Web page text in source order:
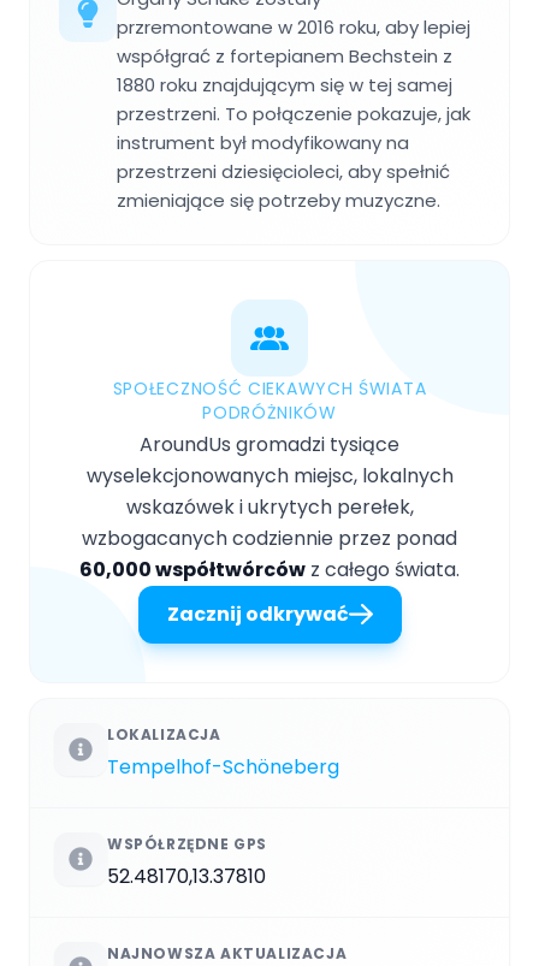
przremontowane w 2016 roku, aby lepiej
współgrać z fortepianem Bechstein z
1880 roku znajdującym się w tej samej
przestrzeni. To połączenie pokazuje, jak
instrument był modyfikowany na
przestrzeni dziesięcioleci, aby spełnić
zmieniające się potrzeby muzyczne.
SPOŁECZNOŚĆ CIEKAWYCH ŚWIATA
PODRÓŻNIKÓW
AroundUs gromadzi tysiące
wyselekcjonowanych miejsc, lokalnych
wskazówek i ukrytych perełek,
wzbogacanych codziennie przez ponad
60,000 współtwórców z całego świata.
Zacznij odkrywać
LOKALIZACJA
Tempelhof-Schöneberg
WSPÓŁRZĘDNE GPS
52.48170,13.37810
NAJNOWSZA AKTUALIZACJA